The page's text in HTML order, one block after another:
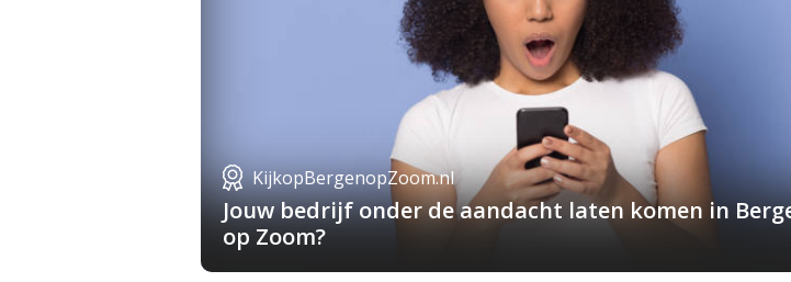
KijkopBergenopZoom.nl
Jouw bedrijf onder de aandacht laten komen in
op Zoom?